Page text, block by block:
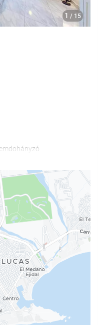
1 / 15